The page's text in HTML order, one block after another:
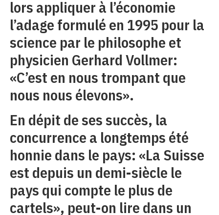
lors appliquer à l’économie
l’adage formulé en 1995 pour la
science par le philosophe et
physicien Gerhard Vollmer:
«C’est en nous trompant que
nous nous élevons».
En dépit de ses succès, la
concurrence a longtemps été
honnie dans le pays: «La Suisse
est depuis un demi-siècle le
pays qui compte le plus de
cartels», peut-on lire dans un